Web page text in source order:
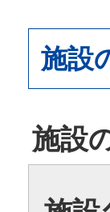
施設
施設